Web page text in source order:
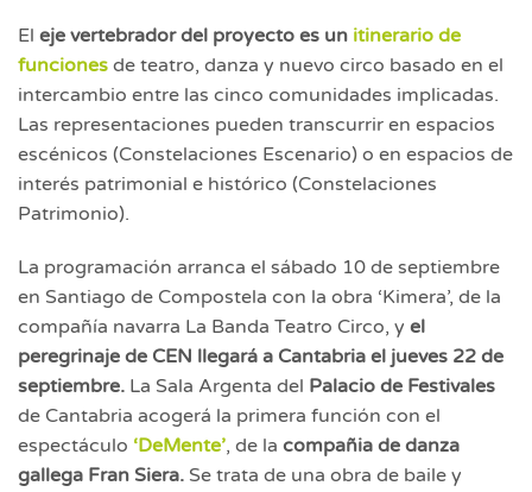
El eje vertebrador del proyecto es un itinerario de
funciones de teatro, danza y nuevo circo basado en el
intercambio entre las cinco comunidades implicadas.
Las representaciones pueden transcurrir en espacios
escénicos (Constelaciones Escenario) o en espacios de
interés patrimonial e histórico (Constelaciones
Patrimonio).
La programación arranca el sábado 10 de septiembre
en Santiago de Compostela con la obra ‘Kimera’, de la
compañía navarra La Banda Teatro Circo, y el
peregrinaje de CEN llegará a Cantabria el jueves 22 de
septiembre. La Sala Argenta del Palacio de Festivales
de Cantabria acogerá la primera función con el
espectáculo ‘DeMente’, de la compañia de danza
gallega Fran Siera. Se trata de una obra de baile y